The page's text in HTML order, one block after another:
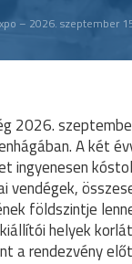
– 2026. szeptember
2026.
A két
ingyenesen
vendégek,
földszintje
helyek
a rendezvény